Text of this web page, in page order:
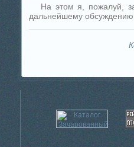
На этом я, пожалуй,
дальнейшему